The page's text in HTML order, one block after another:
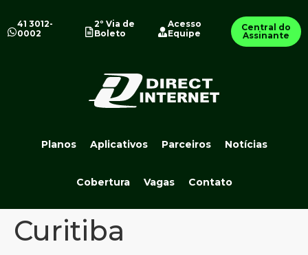
41 3012-
0002
2º Via de
Boleto
Acesso
Equipe
Central do
Assinante
Planos Aplicativos Parceiros Notícias
Cobertura Vagas Contato
Curitiba